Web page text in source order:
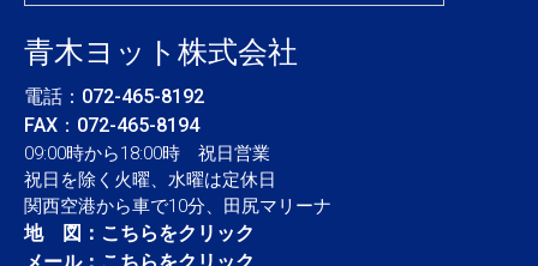
青木ヨット株式会社
電話： 072-465-8192
FAX：072-465-8194
09:00時から18:00時 祝日営業
祝日を除く火曜、水曜は定休日
関西空港から車で10分、田尻マリーナ
地 図： こちらをクリック